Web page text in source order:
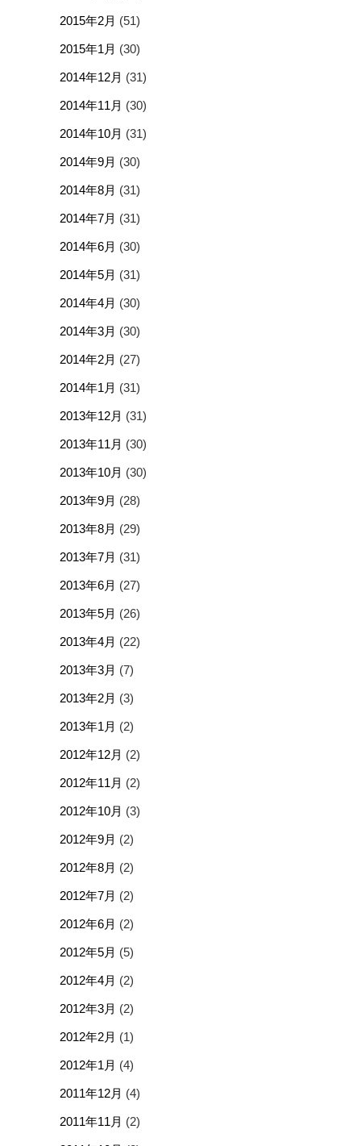
2015年2月 (51)
2015年1月 (30)
2014年12月 (31)
2014年11月 (30)
2014年10月 (31)
2014年9月 (30)
2014年8月 (31)
2014年7月 (31)
2014年6月 (30)
2014年5月 (31)
2014年4月 (30)
2014年3月 (30)
2014年2月 (27)
2014年1月 (31)
2013年12月 (31)
2013年11月 (30)
2013年10月 (30)
2013年9月 (28)
2013年8月 (29)
2013年7月 (31)
2013年6月 (27)
2013年5月 (26)
2013年4月 (22)
2013年3月 (7)
2013年2月 (3)
2013年1月 (2)
2012年12月 (2)
2012年11月 (2)
2012年10月 (3)
2012年9月 (2)
2012年8月 (2)
2012年7月 (2)
2012年6月 (2)
2012年5月 (5)
2012年4月 (2)
2012年3月 (2)
2012年2月 (1)
2012年1月 (4)
2011年12月 (4)
2011年11月 (2)